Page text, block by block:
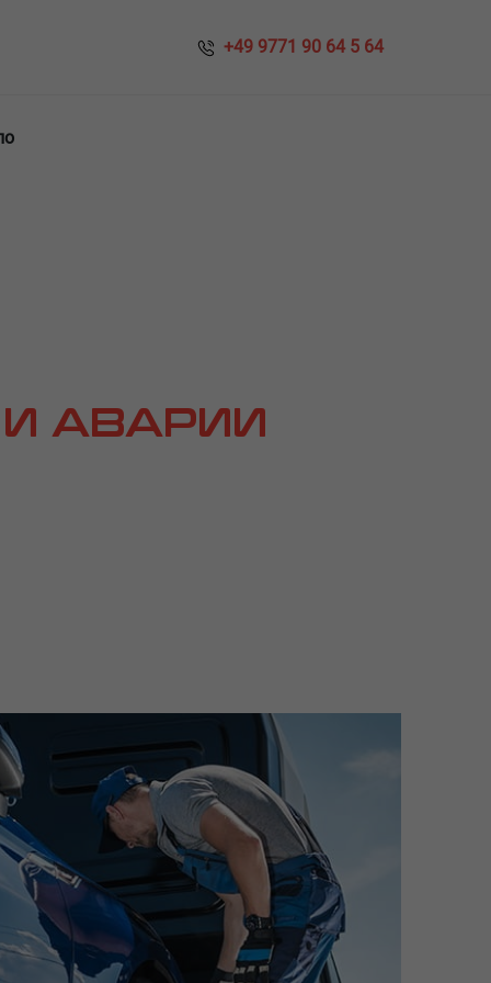
​​ +49 9771 90 64 5 64
АВАРИИ